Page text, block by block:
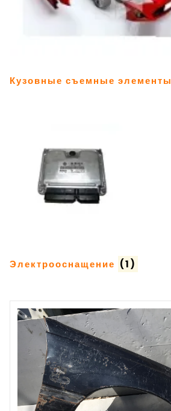
Кузовные съемные элементы
Электрооснащение (1)